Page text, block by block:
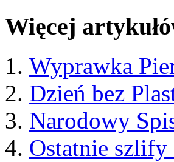
Więcej
Wyprawka
Dzień bez
Narodowy
Ostatnie